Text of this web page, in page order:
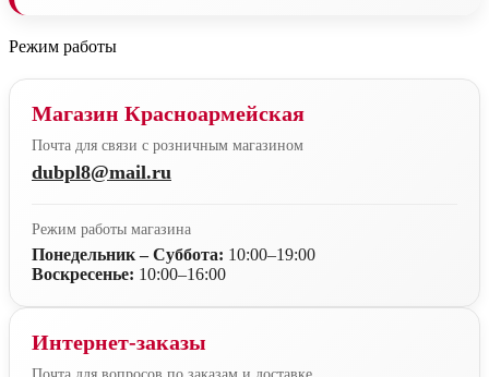
Режим работы
Магазин Красноармейская
Почта для связи с розничным магазином
dubpl8@mail.ru
Режим работы магазина
Понедельник – Суббота: 10:00–19:00
Воскресенье: 10:00–16:00
Интернет-заказы